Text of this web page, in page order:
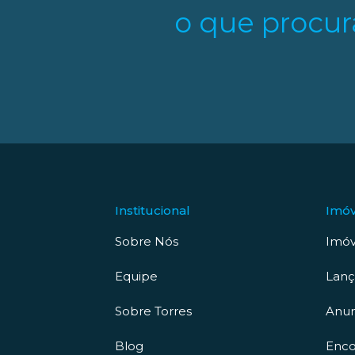
o que
Institucional
Sobre Nós
Equipe
Sobre Torres
Blog